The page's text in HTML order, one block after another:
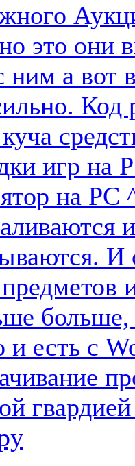
это они
ним а вот
Код
игр на
на PC
И
предметов
больше,
и есть с